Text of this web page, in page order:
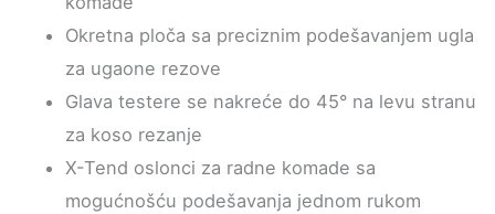
Okretna ploča sa preciznim podešavanjem ugla
za ugaone rezove
Glava testere se nakreće do 45° na levu stranu
za koso rezanje
X-Tend oslonci za radne komade sa
mogućnošću podešavanja jednom rukom